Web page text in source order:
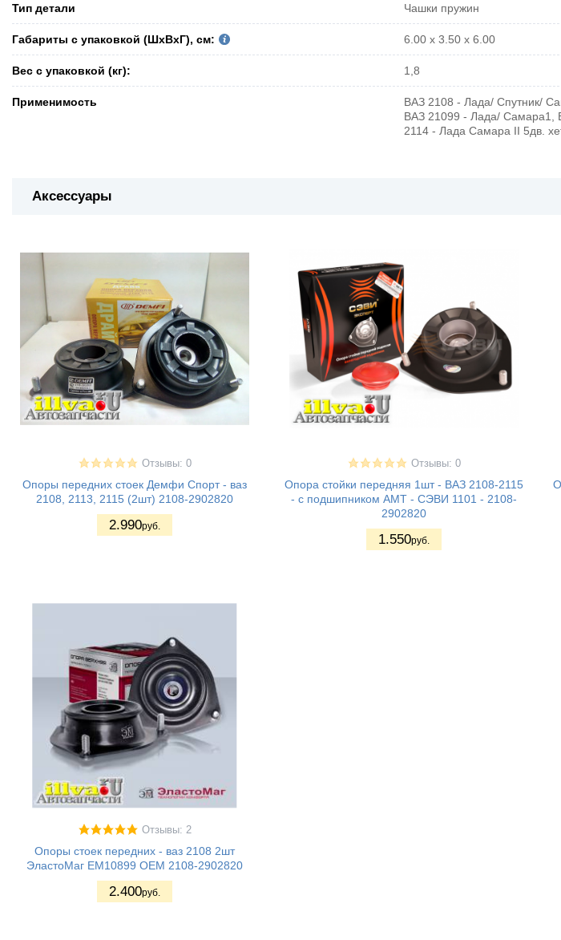
Тип детали Чашки пружин
Габариты с упаковкой (ШxВxГ), см: 6.00 x 3.50 x 6.00
Вес с упаковкой (кг): 1,8
Применимость
ВАЗ 2108 - Лада/ Спутник/
ВАЗ 21099 - Лада/ Самара1,
2114 - Лада Самара II 5дв.
Аксессуары
Отзывы: 0
Опоры передних стоек Демфи Спорт - ваз
2108, 2113, 2115 (2шт) 2108-2902820
2.990руб.
Отзывы: 0
Опора стойки передняя 1шт - ВАЗ 2108-2115
- с подшипником АМТ - СЭВИ 1101 - 2108-
2902820
1.550руб.
Отзывы: 2
Опоры стоек передних - ваз 2108 2шт
ЭластоМаг EM10899 OEM 2108-2902820
2.400руб.